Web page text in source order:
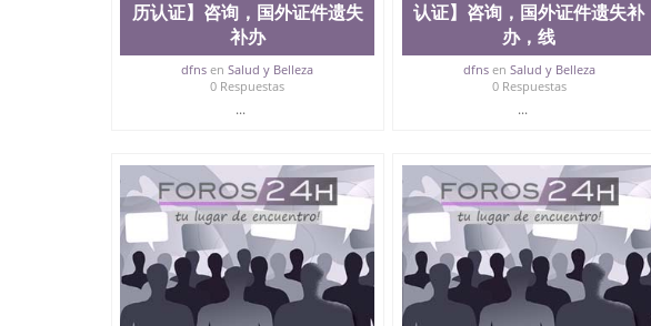
历认证】咨询，国外证件遗失
补办
dfns enSalud y Belleza
0 Respuestas
...
认证】咨询，国外证件遗失补
办，线
dfnsen Salud y Belleza
0 Respuestas
...